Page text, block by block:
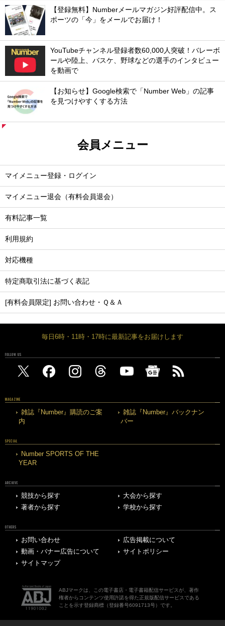
【登録無料】Numberメールマガジン好評配信中。ス
ポーツの「今」をメールでお届け！
YouTubeチャンネル登録者数60,000人突破！バレーボ
ールや陸上、バスケ、野球などの選手のインタビュー
を動画で
【お知らせ】Google検索で「Number Web」の記事
を見つけやすくする方法
会員メニュー
マイメニュー登録・ログイン
マイメニュー退会（有料会員退会）
有料記事一覧
利用規約
対応機種
特定商取引法に基づく表記
[有料会員限定] お問い合わせ・Ｑ＆Ａ
毎日6時・11時・17時に最新記事をお届けします
FOLLOW US
MAGAZINE
雑誌『Number』購読のご案
内
雑誌『Number』バックナン
バー
SPECIAL
Number SPORTS OF THE
YEAR
ARCHIVE
競技から探す
大会から探す
著者から探す
学校から探す
OTHERS
お問い合わせ
広告掲載について
動画・バナー広告について
サイトポリシー
サイトマップ
ABJマークは、この電子書店・電子書籍配信サービスが、著作
権者からコンテンツ使用許諾を得た正規版配信サービスである
ことを示す登録商標（登録番号6091713号）です。